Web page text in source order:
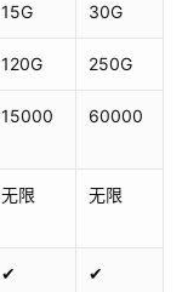
15G 30G
120G 250G
15000 60000
无限 无限
✔ ✔